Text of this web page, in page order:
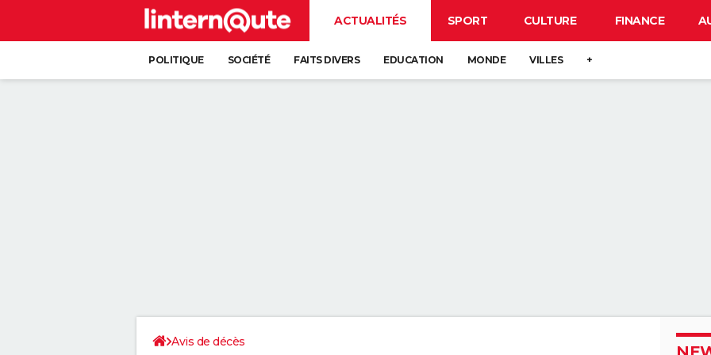
ACTUALITÉS SPORT CULTURE FINANCE
POLITIQUE SOCIÉTÉ FAITS DIVERS EDUCATION MONDE VILLES +
Avis de décès